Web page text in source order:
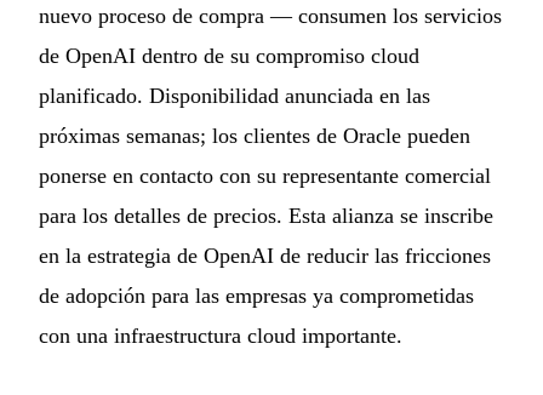
nuevo proceso de compra — consumen los servicios
de OpenAI dentro de su compromiso cloud
planificado. Disponibilidad anunciada en las
próximas semanas; los clientes de Oracle pueden
ponerse en contacto con su representante comercial
para los detalles de precios. Esta alianza se inscribe
en la estrategia de OpenAI de reducir las fricciones
de adopción para las empresas ya comprometidas
con una infraestructura cloud importante.